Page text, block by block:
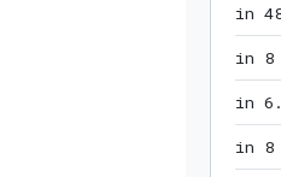
4
8
6 .
8